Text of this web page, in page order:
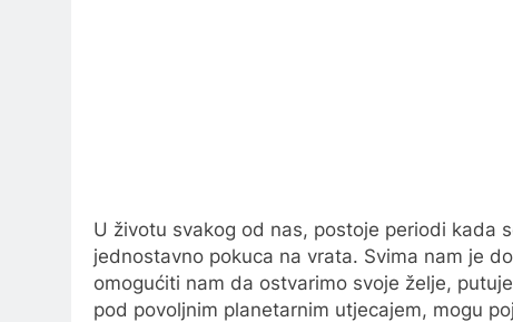
U životu svakog od nas, postoje periodi kada
jednostavno pokuca na vrata. Svima nam je
omogućiti nam da ostvarimo svoje želje,
pod povoljnim planetarnim utjecajem, mogu